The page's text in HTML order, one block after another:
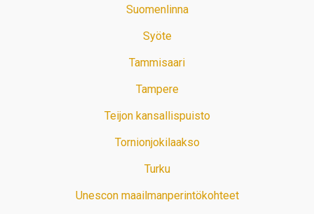
Suomenlinna
Syöte
Tammisaari
Tampere
Teijon kansallispuisto
Tornionjokilaakso
Turku
Unescon maailmanperintökohteet